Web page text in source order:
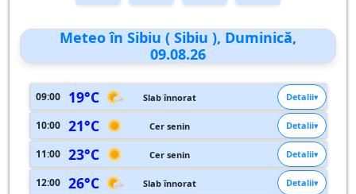
Meteo în Sibiu ( Sibiu ), Duminică,
09.08.26
09:00 19°C Slab înnorat Detalii
10:00 21°C Cer senin Detalii
11:00 23°C Cer senin Detalii
12:00 26°C Slab înnorat Detalii